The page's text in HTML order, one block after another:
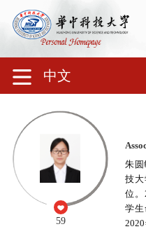
中文
59
朱圆
技
位。
学生